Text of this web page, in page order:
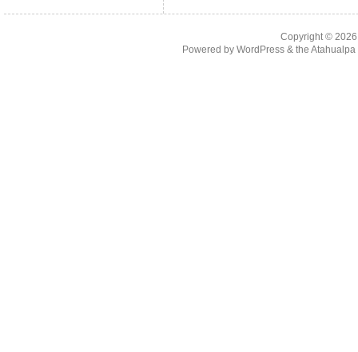
Copyright ©
Powered by WordPress& the Atahualpa